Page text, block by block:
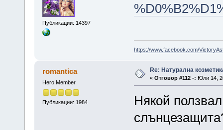
Публикации: 14397
https://www.facebook.com/
romantica
Hero Member
Публикации: 1984
Re: Натурална
« Отговор #112 -: Юли 14,
Някой